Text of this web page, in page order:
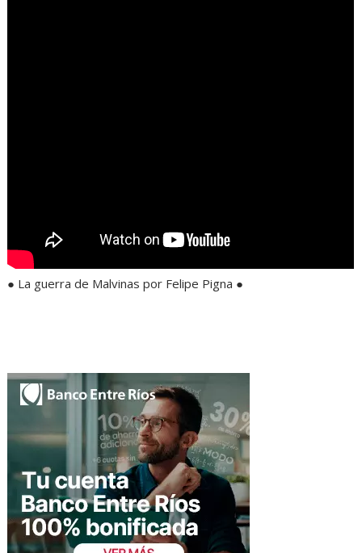
● La guerra de Malvinas por Felipe Pigna ●